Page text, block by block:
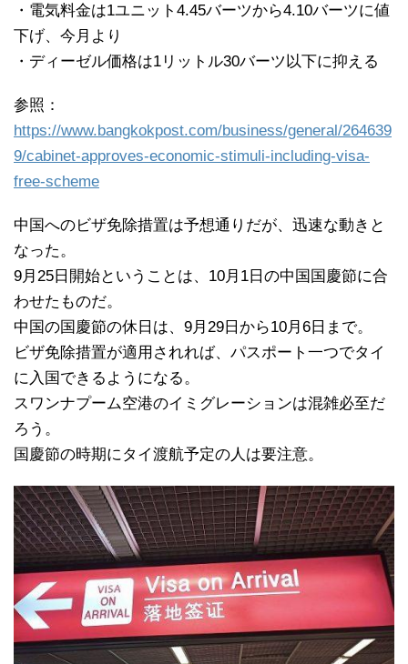
・電気料金は1ユニット4.45バーツから4.10バーツに値
下げ、今月より
・ディーゼル価格は1リットル30バーツ以下に抑える
参照：
https://www.bangkokpost.com/business/general/264639
9/cabinet-approves-economic-stimuli-including-visa-
free-scheme
中国へのビザ免除措置は予想通りだが、迅速な動きと
なった。
9月25日開始ということは、10月1日の中国国慶節に合
わせたものだ。
中国の国慶節の休日は、9月29日から10月6日まで。
ビザ免除措置が適用されれば、パスポート一つでタイ
に入国できるようになる。
スワンナプーム空港のイミグレーションは混雑必至だ
ろう。
国慶節の時期にタイ渡航予定の人は要注意。